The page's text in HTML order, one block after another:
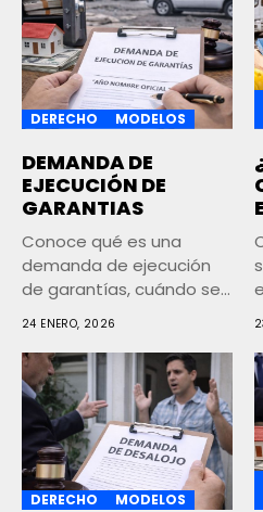
DERECHO MODELOS
DEMANDA DE
EJECUCIÓN DE
GARANTIAS
Conoce qué es una
demanda de ejecución
de garantías, cuándo se
24 ENERO, 2026
DERECHO MODELOS